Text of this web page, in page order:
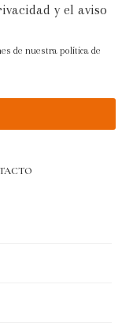
y el aviso
de nuestra política de